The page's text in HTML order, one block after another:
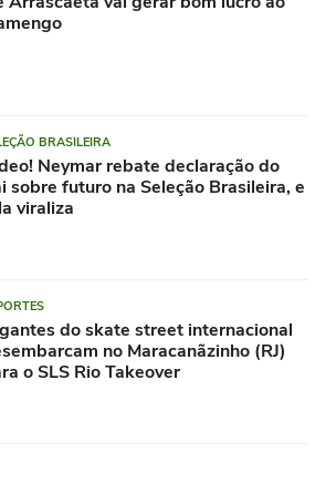
BRASILEIRA
Neymar rebate declaração do
sobre futuro na Seleção Brasileira, e
viraliza
do skate street internacional
no Maracanãzinho (RJ)
o SLS Rio Takeover